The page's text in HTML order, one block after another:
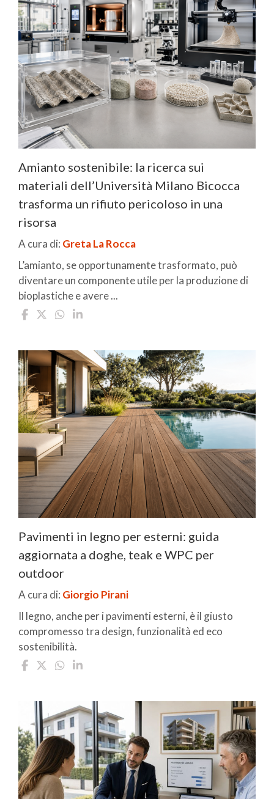
Amianto sostenibile: la ricerca sui
materiali dell’Università Milano Bicocca
trasforma un rifiuto pericoloso in una
risorsa
A cura di: Greta La Rocca
L’amianto, se opportunamente trasformato, può
diventare un componente utile per la produzione di
bioplastiche e avere ...
Pavimenti in legno per esterni: guida
aggiornata a doghe, teak e WPC per
outdoor
A cura di: Giorgio Pirani
Il legno, anche per i pavimenti esterni, è il giusto
compromesso tra design, funzionalità ed eco
sostenibilità.